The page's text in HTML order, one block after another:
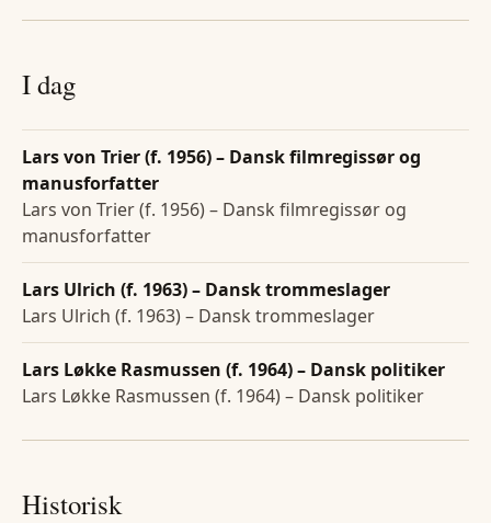
I dag
Lars von Trier (f. 1956) – Dansk filmregissør og
manusforfatter
Lars von Trier (f. 1956) – Dansk filmregissør og
manusforfatter
Lars Ulrich (f. 1963) – Dansk trommeslager
Lars Ulrich (f. 1963) – Dansk trommeslager
Lars Løkke Rasmussen (f. 1964) – Dansk politiker
Lars Løkke Rasmussen (f. 1964) – Dansk politiker
Historisk